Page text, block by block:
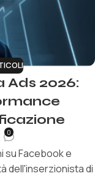
Ads 2026:
0
su Facebook e
dell'inserzionista di